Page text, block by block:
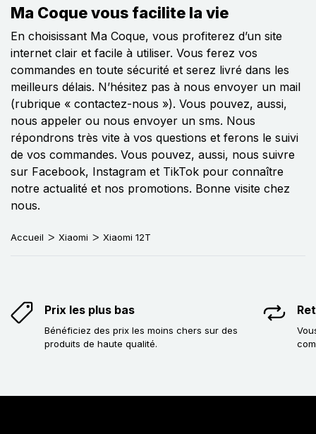
Ma Coque vous facilite la vie
En choisissant Ma Coque, vous profiterez d’un site
internet clair et facile à utiliser. Vous ferez vos
commandes en toute sécurité et serez livré dans les
meilleurs délais. N’hésitez pas à nous envoyer un mail
(rubrique « contactez-nous »). Vous pouvez, aussi,
nous appeler ou nous envoyer un sms. Nous
répondrons très vite à vos questions et ferons le suivi
de vos commandes. Vous pouvez, aussi, nous suivre
sur Facebook, Instagram et TikTok pour connaître
notre actualité et nos promotions. Bonne visite chez
nous.
Accueil Xiaomi Xiaomi 12T
Prix les plus bas
Bénéficiez des prix les moins chers sur des
produits de haute qualité.